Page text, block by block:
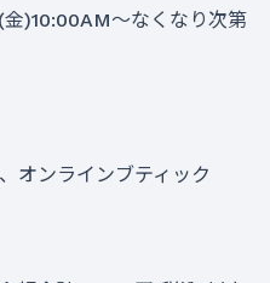
)10:00AM～なくなり次第
オンラインブティック